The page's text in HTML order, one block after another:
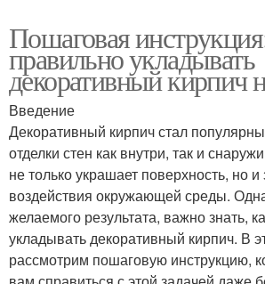
Пошаговая
правильно укладывать
декоративный кирпич
Введение
Декоративный кирпич стал
отделки стен как внутри, так и
не только украшает поверхность, но
воздействия окружающей среды.
желаемого результата, важно знать,
укладывать декоративный кирпич. В
рассмотрим пошаговую инструкцию,